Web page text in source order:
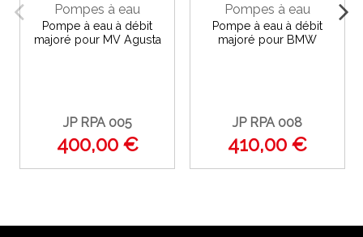
Pompes à eau
Pompe à eau à débit
majoré pour MV Agusta
JP RPA 005
400,00 €
Pompes à eau
Pompe à eau à débit
majoré pour BMW
JP RPA 008
410,00 €